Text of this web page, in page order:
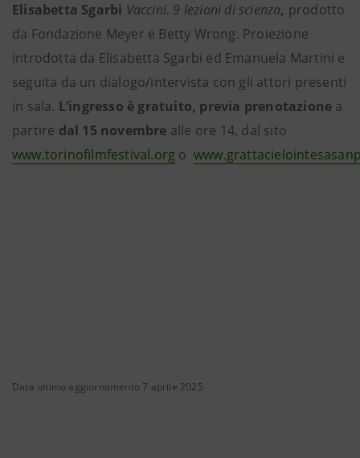
Elisabetta Sgarbi Vaccini. 9 lezioni di scienza, prodotto
da Fondazione Meyer e Betty Wrong. Proiezione
introdotta da Elisabetta Sgarbi ed Emanuela Martini e
seguita da un dialogo/intervista con gli attori presenti
in sala. L’ingresso è gratuito, previa prenotazione a
partire dal 15 novembre alle ore 14, dal sito
www.torinofilmfestival.org o
Data ultimo aggiornamento 7 aprile 2025